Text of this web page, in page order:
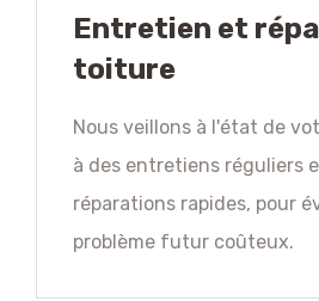
Entretien et
toiture
Nous veillons à l'état de
à des entretiens réguliers
réparations rapides, pour
problème futur coûteux.